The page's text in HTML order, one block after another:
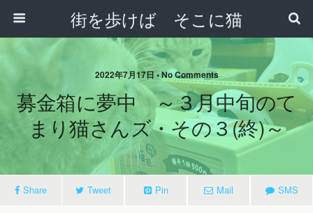
街を歩けば そこに猫
2022年7月17日 • No Comments
募金箱に夢中 ～３月中旬のて
まり猫さんズ・その３(終)～
Share Tweet Pin Mail SMS